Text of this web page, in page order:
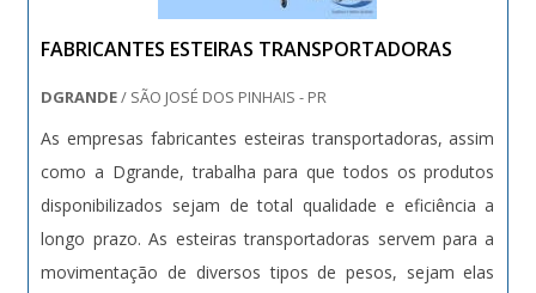
FABRICANTES ESTEIRAS TRANSPORTADORAS
DGRANDE/ SÃO JOSÉ DOS PINHAIS - PR
As empresas fabricantes esteiras transportadoras, assim
como a Dgrande, trabalha para que todos os produtos
disponibilizados sejam de total qualidade e eficiência a
longo prazo. As esteiras transportadoras servem para a
movimentação de diversos tipos de pesos, sejam elas